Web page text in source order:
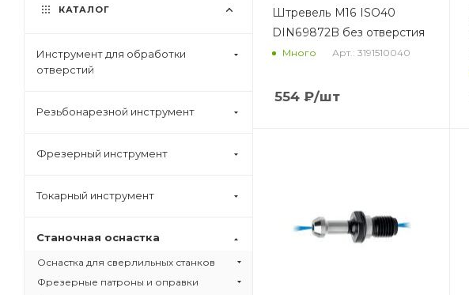
Штревель M16 ISO40
DIN69872B без отверстия
Много Арт.: 3191510040
554 ₽/шт
КАТАЛОГ
Инструмент для обработки
отверстий
Резьбонарезной инструмент
Фрезерный инструмент
Токарный инструмент
Станочная оснастка
Оснастка для сверлильных станков
Фрезерные патроны и оправки